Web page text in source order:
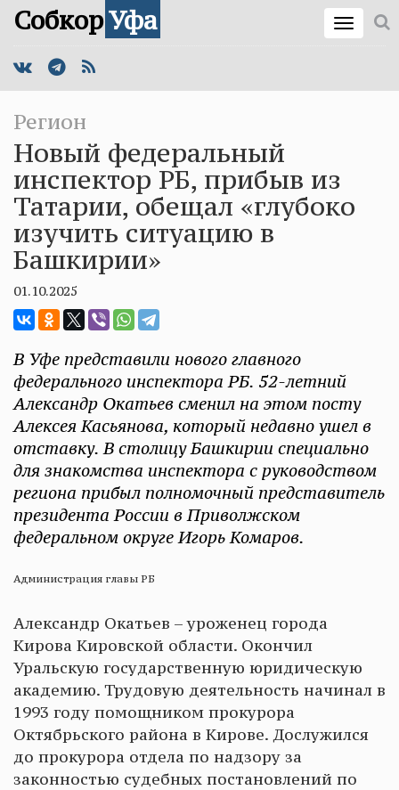
СобкорУфа
Регион
Новый федеральный
инспектор РБ, прибыв из
Татарии, обещал «глубоко
изучить ситуацию в
Башкирии»
01.10.2025
В Уфе представили нового главного
федерального инспектора РБ. 52-летний
Александр Окатьев сменил на этом посту
Алексея Касьянова, который недавно ушел в
отставку. В столицу Башкирии специально
для знакомства инспектора с руководством
региона прибыл полномочный представитель
президента России в Приволжском
федеральном округе Игорь Комаров.
Администрация главы РБ
Александр Окатьев – уроженец города
Кирова Кировской области. Окончил
Уральскую государственную юридическую
академию. Трудовую деятельность начинал в
1993 году помощником прокурора
Октябрьского района в Кирове. Дослужился
до прокурора отдела по надзору за
законностью судебных постановлений по